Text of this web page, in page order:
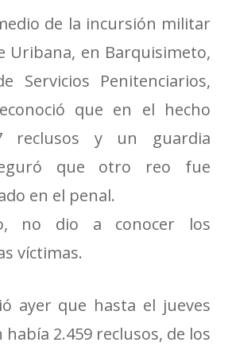
de la incursión militar
Uribana, en Barquisimeto,
Servicios Penitenciarios,
que en el hecho
reclusos y un guardia
que otro reo fue
en el penal.
no dio a conocer los
víctimas.
ayer que hasta el jueves
2.459 reclusos, de los